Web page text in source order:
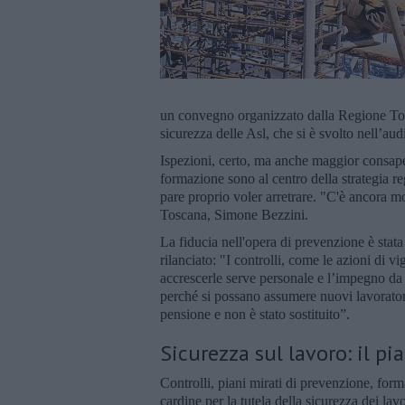
un convegno organizzato dalla Regione
sicurezza delle Asl, che si è svolto
Ispezioni, certo, ma anche maggior
formazione sono al centro della strategia
pare proprio voler arretrare. "C'è ancora
Toscana, Simone Bezzini.
La fiducia nell'opera di prevenzione è
rilanciato: "I controlli, come le azioni di
accrescerle serve personale e l’impegno
perché si possano assumere nuovi
pensione e non è stato sostituito”.
Sicurezza sul lavoro: il
Controlli, piani mirati di prevenzione,
cardine per la tutela della sicurezza dei